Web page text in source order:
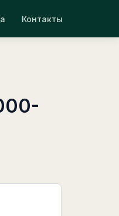
Контакты